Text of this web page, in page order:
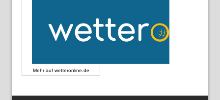
Mehr auf wetteronline.de